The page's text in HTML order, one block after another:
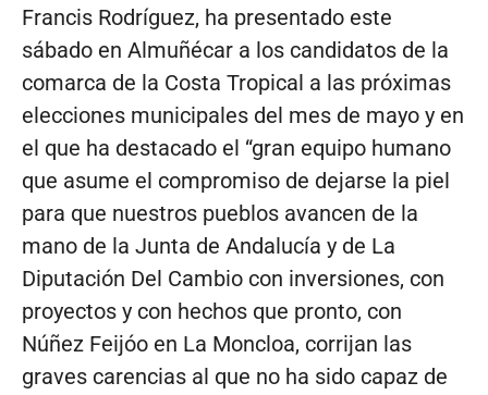
Francis Rodríguez, ha presentado este
sábado en Almuñécar a los candidatos de la
comarca de la Costa Tropical a las próximas
elecciones municipales del mes de mayo y en
el que ha destacado el “gran equipo humano
que asume el compromiso de dejarse la piel
para que nuestros pueblos avancen de la
mano de la Junta de Andalucía y de La
Diputación Del Cambio con inversiones, con
proyectos y con hechos que pronto, con
Núñez Feijóo en La Moncloa, corrijan las
graves carencias al que no ha sido capaz de